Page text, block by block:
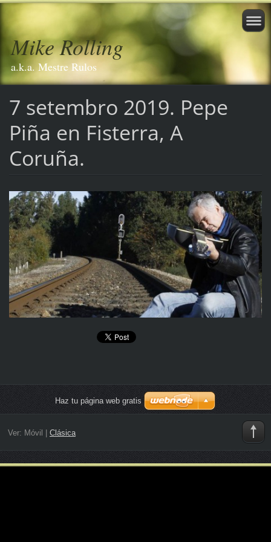
Mike Rolling
a.k.a. Mestre Rulos
7 setembro 2019. Pepe
Piña en Fisterra, A
Coruña.
Haz tu página web gratis
Ver: Móvil | Clásica